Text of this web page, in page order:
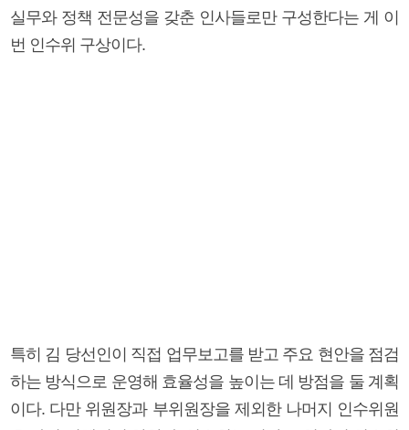
실무와 정책 전문성을 갖춘 인사들로만 구성한다는 게 이
번 인수위 구상이다.
특히 김 당선인이 직접 업무보고를 받고 주요 현안을 점검
하는 방식으로 운영해 효율성을 높이는 데 방점을 둘 계획
이다. 다만 위원장과 부위원장을 제외한 나머지 인수위원